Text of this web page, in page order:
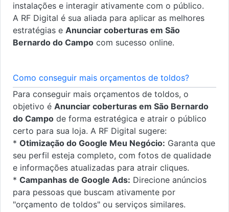
instalações e interagir ativamente com o público.
A RF Digital é sua aliada para aplicar as melhores
estratégias e Anunciar coberturas em São
Bernardo do Campo com sucesso online.
Como conseguir mais orçamentos de toldos?
Para conseguir mais orçamentos de toldos, o
objetivo é Anunciar coberturas em São Bernardo
do Campo de forma estratégica e atrair o público
certo para sua loja. A RF Digital sugere:
* Otimização do Google Meu Negócio: Garanta que
seu perfil esteja completo, com fotos de qualidade
e informações atualizadas para atrair cliques.
* Campanhas de Google Ads: Direcione anúncios
para pessoas que buscam ativamente por
"orçamento de toldos" ou serviços similares.